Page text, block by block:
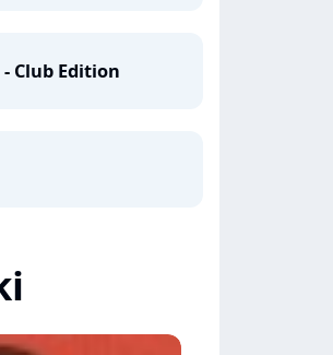
Club Edition